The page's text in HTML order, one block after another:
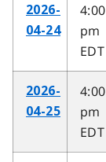
2026-
04-24
4:00
pm
EDT
2026-
04-25
4:00
pm
EDT